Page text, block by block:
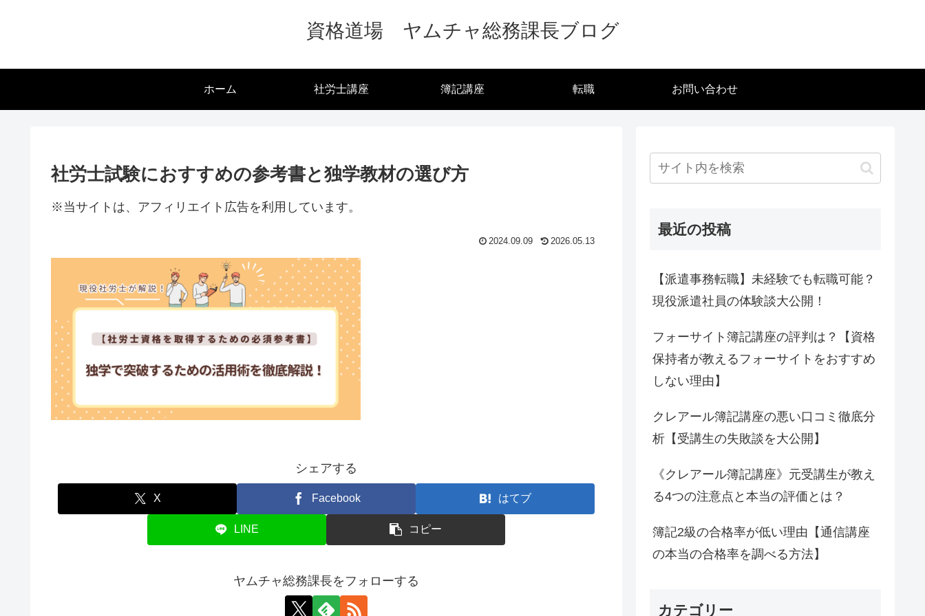
資格道場 ヤムチャ総務課長ブログ
ホーム 社労士講座 簿記講座 転職 お問い合わせ
社労士試験におすすめの参考書と独学教材の選び方
※当サイトは、アフィリエイト広告を利用しています。
2024.09.09 2026.05.13
シェアする
X Facebook はてブ
LINE コピー
ヤムチャ総務課長をフォローする
最近の投稿
【派遣事務転職】未経験でも転職可能？
現役派遣社員の体験談大公開！
フォーサイト簿記講座の評判は？【資格
保持者が教えるフォーサイトをおすすめ
しない理由】
クレアール簿記講座の悪い口コミ徹底分
析【受講生の失敗談を大公開】
《クレアール簿記講座》元受講生が教え
る4つの注意点と本当の評価とは？
簿記2級の合格率が低い理由【通信講座
の本当の合格率を調べる方法】
カテゴリー